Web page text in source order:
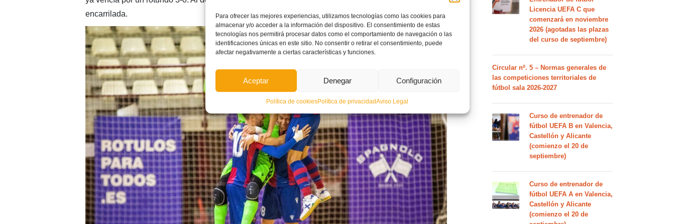
Para ofrecer las mejores experiencias, utilizamos tecnologías como las cookies para
almacenar y/o acceder a la información del dispositivo. El consentimiento de estas
tecnologías nos permitirá procesar datos como el comportamiento de navegación o las
identificaciones únicas en este sitio. No consentir o retirar el consentimiento, puede
afectar negativamente a ciertas características y funciones.
Aceptar Denegar Configuración
Política de cookiesPolítica de privacidadAviso Legal
encarrilada.
Licencia UEFA C que
comenzará en noviembre
2026 (agotadas las plazas
del curso de septiembre)
Circular nº. 5 – Normas generales de
las competiciones territoriales de
fútbol sala 2026-2027
Curso de entrenador de
fútbol UEFA B en Valencia,
Castellón y Alicante
(comienzo el 20 de
septiembre)
Curso de entrenador de
fútbol UEFA A en Valencia,
Castellón y Alicante
(comienzo el 20 de